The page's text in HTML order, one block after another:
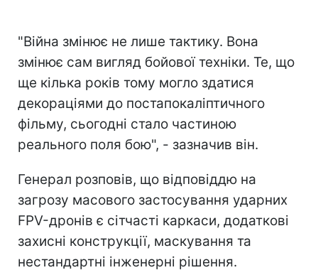
"Війна змінює не лише тактику. Вона
змінює сам вигляд бойової техніки. Те, що
ще кілька років тому могло здатися
декораціями до постапокаліптичного
фільму, сьогодні стало частиною
реального поля бою", - зазначив він.
Генерал розповів, що відповіддю на
загрозу масового застосування ударних
FPV-дронів є сітчасті каркаси, додаткові
захисні конструкції, маскування та
нестандартні інженерні рішення.